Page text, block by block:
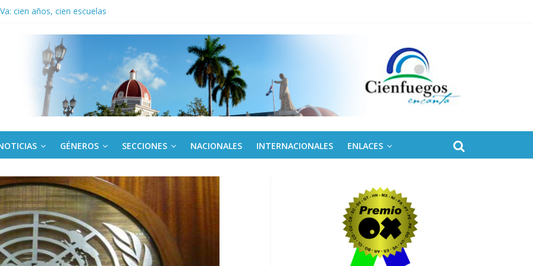
brigada chilena viaja a Cuba con donativos por el centenario de Fidel
Canel a brigada cubana que asistió en Venezuela
rescate en escuela con desplome parcial en Cuba
cubana amante de la Estomatología, dice NO al bloqueo
GÉNEROS SECCIONES NACIONALES INTERNACIONALES ENLACES